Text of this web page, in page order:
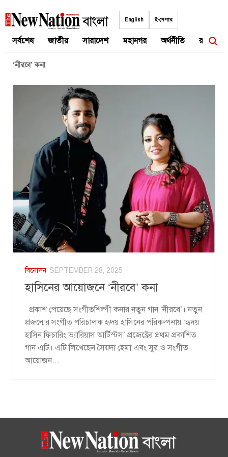
to
English ই-পেপার
সর্বশেষ জাতীয় সারাদেশ মহানগর অর্থনীতি রাজনীতি
‘নীরবে’ কনা
বিনোদন SEPTEMBER 28, 2025
হাসিনের আয়োজনে ‘নীরবে’ কনা
প্রকাশ পেয়েছে সংগীতশিল্পী কনার নতুন গান ‘নীরবে’। নতুন
প্রজন্মের সংগীত পরিচালক হৃদয় হাসিনের পরিকল্পনায় ‘হৃদয়
হাসিন ফিচারিং ভ্যারিয়াস আর্টিস্টস’ প্রজেক্টের প্রথম প্রকাশিত
গান এটি। এটি লিখেছেন সৈয়দা হেমা এবং সুর ও সংগীত
আয়োজন...